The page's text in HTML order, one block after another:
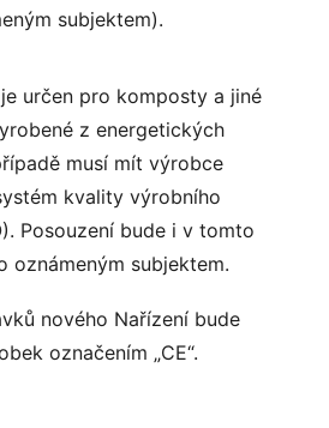
subjektem).
určen pro komposty a jiné
z energetických
musí mít výrobce
kvality výrobního
Posouzení bude i v tomto
oznámeným subjektem.
nového Nařízení bude
označením „CE“.